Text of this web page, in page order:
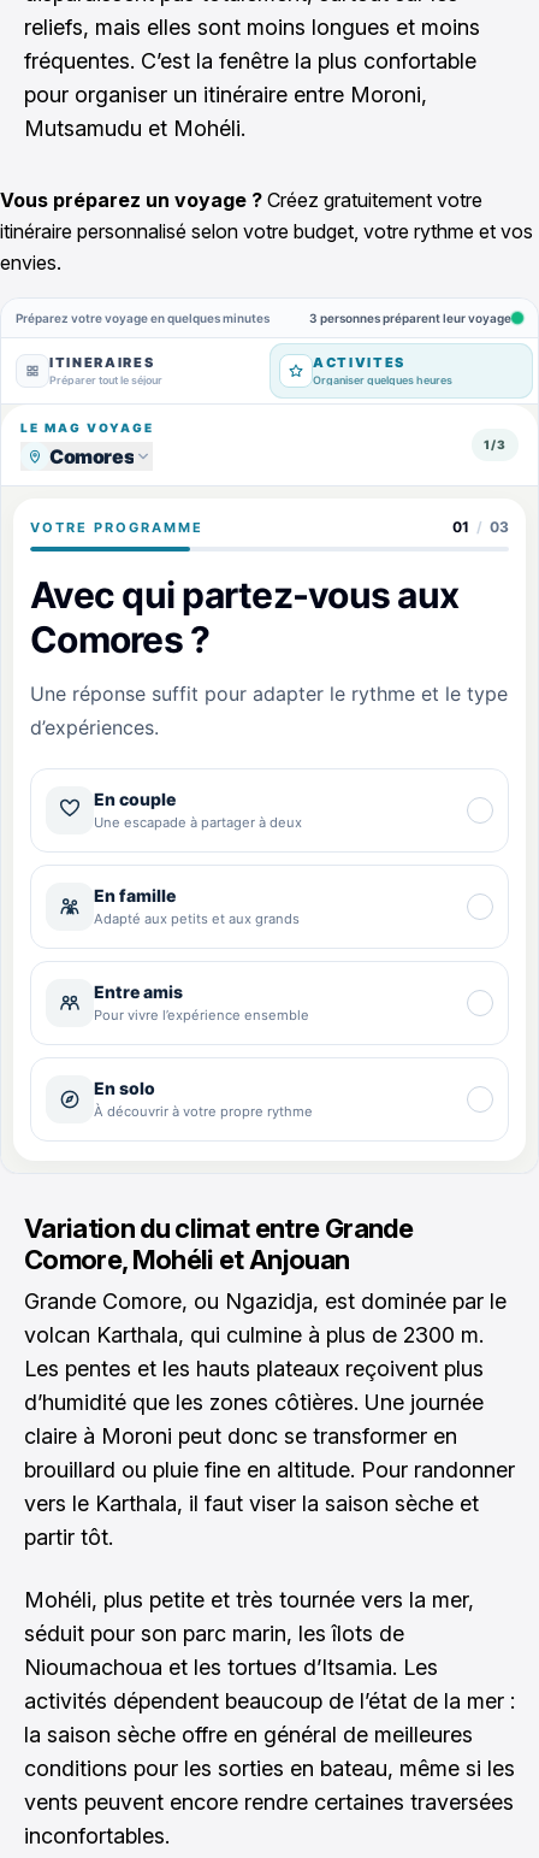
reliefs, mais elles sont moins longues et moins
fréquentes. C’est la fenêtre la plus confortable
pour organiser un itinéraire entre Moroni,
Mutsamudu et Mohéli.
Vous préparez un voyage ? Créez gratuitement votre
itinéraire personnalisé selon votre budget, votre rythme et vos
envies.
Variation du climat entre Grande
Comore, Mohéli et Anjouan
Grande Comore, ou Ngazidja, est dominée par le
volcan Karthala, qui culmine à plus de 2300 m.
Les pentes et les hauts plateaux reçoivent plus
d’humidité que les zones côtières. Une journée
claire à Moroni peut donc se transformer en
brouillard ou pluie fine en altitude. Pour randonner
vers le Karthala, il faut viser la saison sèche et
partir tôt.
Mohéli, plus petite et très tournée vers la mer,
séduit pour son parc marin, les îlots de
Nioumachoua et les tortues d’Itsamia. Les
activités dépendent beaucoup de l’état de la mer :
la saison sèche offre en général de meilleures
conditions pour les sorties en bateau, même si les
vents peuvent encore rendre certaines traversées
inconfortables.